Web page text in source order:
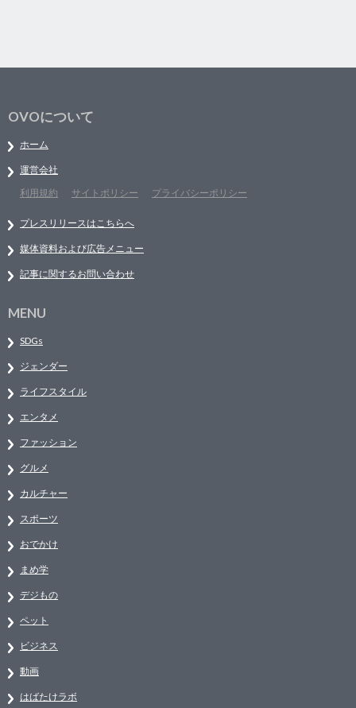
OVOについて
ホーム
運営会社
利用規約
サイトポリシー プライバシーポリシー
プレスリリースはこちらへ
媒体資料および広告メニュー
記事に関するお問い合わせ
MENU
SDGs
ジェンダー
ライフスタイル
エンタメ
ファッション
グルメ
カルチャー
スポーツ
おでかけ
まめ学
デジもの
ペット
ビジネス
動画
はばたけラボ